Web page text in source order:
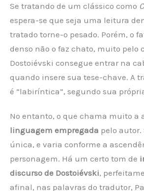
Se tratando de um clássico como
espera-se que seja uma leitura
tratado torne-o pesado. Porém, o
denso não o faz chato, muito pelo
Dostoiévski consegue entrar na
quando insere sua tese-chave. A
é “labiríntica”, segundo sua
No entanto, o que chama muito a
linguagem empregada pelo autor.
única, e varia conforme a
personagem. Há um certo tom de
discurso de Dostoiévski,
afinal, nas palavras do tradutor,